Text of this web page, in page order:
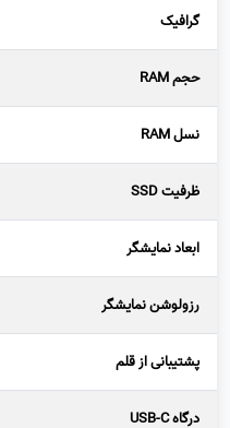
گرافیک
حجم RAM
نسل RAM
ظرفیت SSD
ابعاد نمایشگر
رزولوشن نمایشگر
پشتیبانی از قلم
درگاه USB-C